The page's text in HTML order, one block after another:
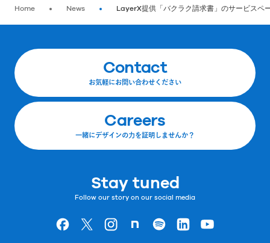
Home News LayerX提供「バクラク請求書」のサービス
Contact
お気軽にお問い合わせください
Careers
一緒にデザインの力を証明しませんか？
Stay tuned
Follow our story on our social media
Goodpatchの
ページ
Goodpatchの
ページ
Goodpatchの
ページGoodpatchの
ページ
Goodpatchの
ページ
Goodpatchの
ページ
Goodpatchの